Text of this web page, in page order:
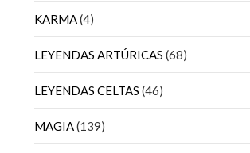
KARMA(4)
LEYENDAS ARTÚRICAS (68)
LEYENDAS CELTAS (46)
MAGIA(139)